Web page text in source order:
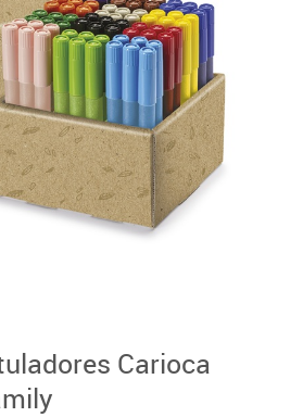
Carioca